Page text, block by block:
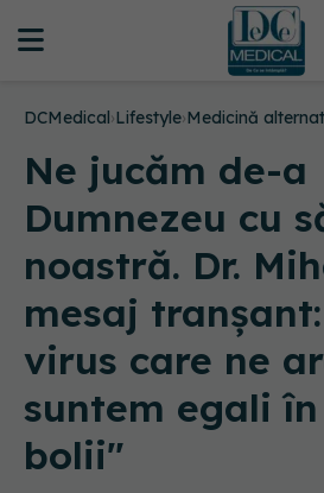
DCMedical›Lifestyle›Medicină
Ne jucăm de-a
Dumnezeu cu
noastră. Dr.
mesaj
virus care ne
suntem egali
bolii"